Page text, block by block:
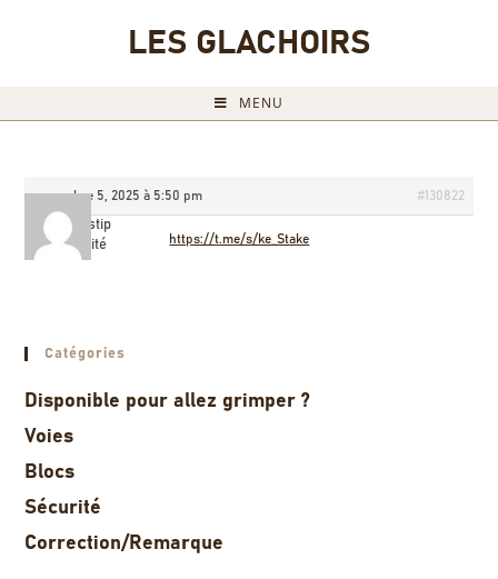
LES GLACHOIRS
MENU
novembre 5, 2025 à 5:50 pm #130822
Jamestip
Invité
https://t.me/s/ke_Stake
Catégories
Disponible pour allez grimper ?
Voies
Blocs
Sécurité
Correction/Remarque